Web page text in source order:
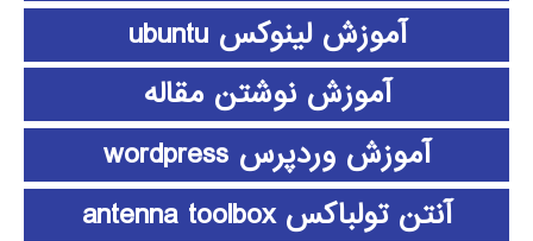
آموزش لینوکس ubuntu
آموزش نوشتن مقاله
آموزش وردپرس wordpress
آنتن تولباکس antenna toolbox